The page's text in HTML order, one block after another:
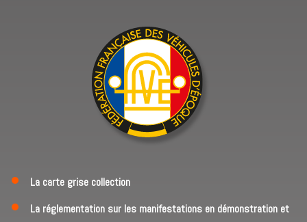
La carte grise collection
La réglementation sur les manifestations en démonstration et